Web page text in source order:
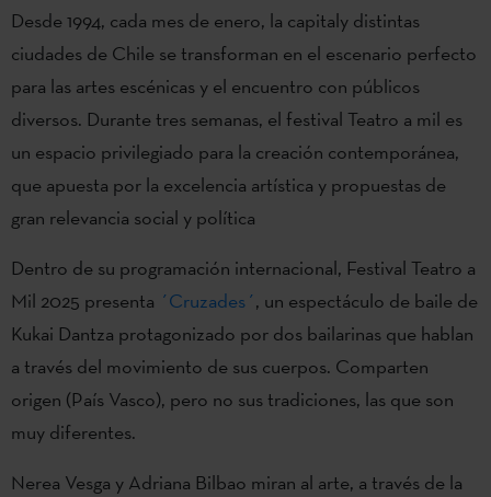
Desde 1994, cada mes de enero, la capitaly distintas
ciudades de Chile se transforman en el escenario perfecto
para las artes escénicas y el encuentro con públicos
diversos. Durante tres semanas, el festival Teatro a mil es
un espacio privilegiado para la creación contemporánea,
que apuesta por la excelencia artística y propuestas de
gran relevancia social y política
Dentro de su programación internacional, Festival Teatro a
Mil 2025 presenta ´Cruzades´, un espectáculo de baile de
Kukai Dantza protagonizado por dos bailarinas que hablan
a través del movimiento de sus cuerpos. Comparten
origen (País Vasco), pero no sus tradiciones, las que son
muy diferentes.
Nerea Vesga y Adriana Bilbao miran al arte, a través de la